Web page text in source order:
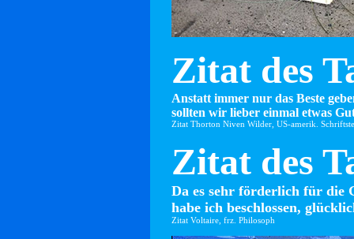
Zitat des
Anstatt immer nur das Beste
sollten wir lieber einmal etwas
Zitat Thorton Niven Wilder, US-amerik.
Zitat des
Da es sehr förderlich für die
habe ich beschlossen,
Zitat Voltaire, frz. Philosoph